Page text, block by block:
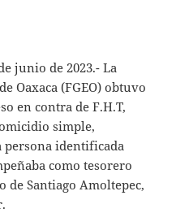
junio de 2023.- La
Oaxaca (FGEO) obtuvo
en contra de F.H.T,
simple,
persona identificada
como tesorero
Santiago Amoltepec,